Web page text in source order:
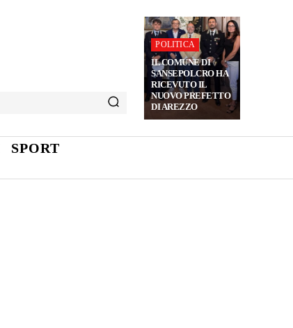
POLITICA
IL COMUNE DI
SANSEPOLCRO HA
RICEVUTO IL
NUOVO PREFETTO
DI AREZZO
SPORT